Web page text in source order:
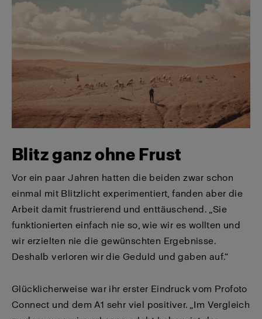
Blitz ganz ohne Frust
Vor ein paar Jahren hatten die beiden zwar schon
einmal mit Blitzlicht experimentiert, fanden aber die
Arbeit damit frustrierend und enttäuschend. „Sie
funktionierten einfach nie so, wie wir es wollten und
wir erzielten nie die gewünschten Ergebnisse.
Deshalb verloren wir die Geduld und gaben auf.“
Glücklicherweise war ihr erster Eindruck vom Profoto
Connect und dem A1 sehr viel positiver. „Im Vergleich